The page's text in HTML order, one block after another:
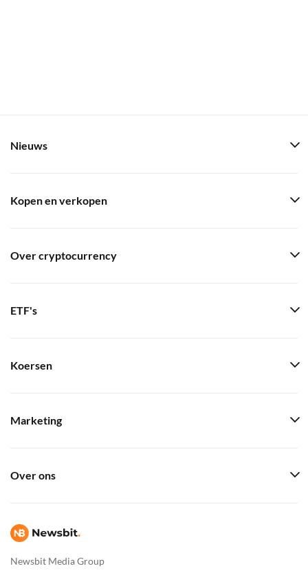
Newsbit Media Group
Nieuws
Kopen en verkopen
Over cryptocurrency
ETF's
Koersen
Marketing
Over ons